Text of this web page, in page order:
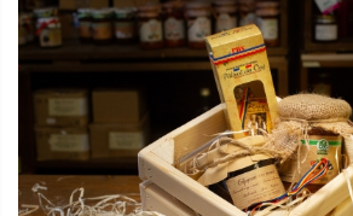
Otet
Paste
Sirop
Sosuri
Uleiuri